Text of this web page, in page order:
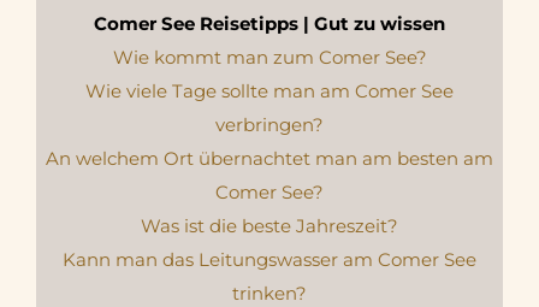
Comer See Reisetipps | Gut zu wissen
Wie kommt man zum Comer See?
Wie viele Tage sollte man am Comer See
verbringen?
An welchem Ort übernachtet man am besten am
Comer See?
Was ist die beste Jahreszeit?
Kann man das Leitungswasser am Comer See
trinken?